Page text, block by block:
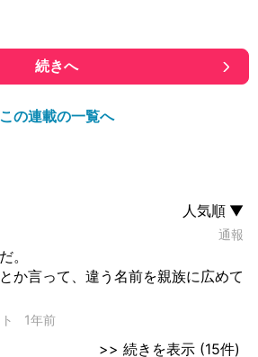
続きへ
この連載の一覧へ